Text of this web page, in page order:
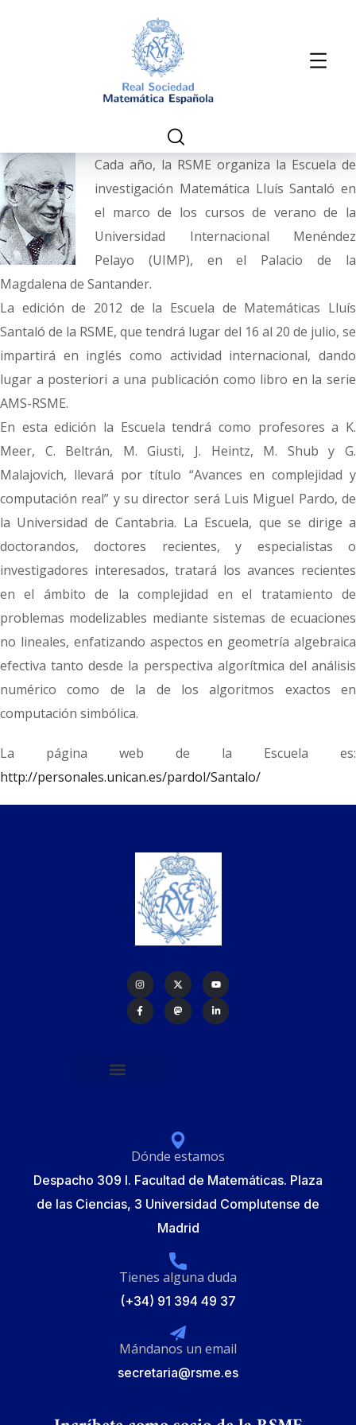
Cada año, la RSME organiza la Escuela de
investigación Matemática Lluís Santaló en
el marco de los cursos de verano de la
Universidad Internacional Menéndez
Pelayo (UIMP), en el Palacio de la
Magdalena de Santander.
La edición de 2012 de la Escuela de Matemáticas Lluís
Santaló de la RSME, que tendrá lugar del 16 al 20 de julio, se
impartirá en inglés como actividad internacional, dando
lugar a posteriori a una publicación como libro en la serie
AMS-RSME.
En esta edición la Escuela tendrá como profesores a K.
Meer, C. Beltrán, M. Giusti, J. Heintz, M. Shub y G.
Malajovich, llevará por título “Avances en complejidad y
computación real” y su director será Luis Miguel Pardo, de
la Universidad de Cantabria. La Escuela, que se dirige a
doctorandos, doctores recientes, y especialistas o
investigadores interesados, tratará los avances recientes
en el ámbito de la complejidad en el tratamiento de
problemas modelizables mediante sistemas de ecuaciones
no lineales, enfatizando aspectos en geometría algebraica
efectiva tanto desde la perspectiva algorítmica del análisis
numérico como de la de los algoritmos exactos en
computación simbólica.
La página web de la Escuela es:
http://personales.unican.es/pardol/Santalo/
Dónde estamos
Despacho 309 I. Facultad de Matemáticas. Plaza
de las Ciencias, 3 Universidad Complutense de
Madrid
Tienes alguna duda
(+34) 91 394 49 37
Mándanos un email
secretaria@rsme.es